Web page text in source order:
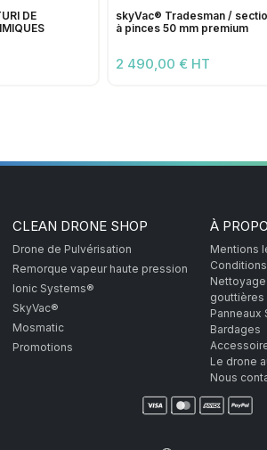
DE
skyVac® Tradesman /
à pinces 50 mm premium
2 490,00 € HT
CLEAN DRONE SHOP
Drone de Pulvérisation
Remorque vapeur haute pression
Ionic Systems®
SkyVac®
Mosmatic
Promotions
À
Mentions
gouttières
Panneaux
Bardages
Le drone
Nous